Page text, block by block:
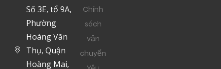
Số 3E, tổ 9A,
Phường
Hoàng Văn
Thụ, Quận
Hoàng Mai,
Chính
sách
vận
chuyển